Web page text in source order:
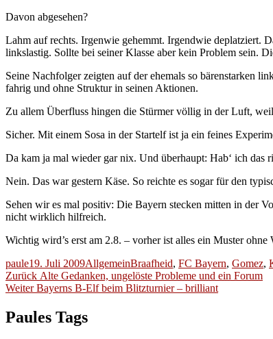
Davon abgesehen?
Lahm auf rechts. Irgenwie gehemmt. Irgendwie deplatziert.
linkslastig. Sollte bei seiner Klasse aber kein Problem sein.
Seine Nachfolger zeigten auf der ehemals so bärenstarken
fahrig und ohne Struktur in seinen Aktionen.
Zu allem Überfluss hingen die Stürmer völlig in der Luft,
Sicher. Mit einem Sosa in der Startelf ist ja ein feines
Da kam ja mal wieder gar nix. Und überhaupt: Hab‘ ich das
Nein. Das war gestern Käse. So reichte es sogar für den
Sehen wir es mal positiv: Die Bayern stecken mitten in der
nicht wirklich hilfreich.
Wichtig wird’s erst am 2.8. – vorher ist alles ein Muster
Autor
pauleVeröffentlicht
am
19. Juli 2009Kategorien
AllgemeinSchlagwörter
Braafheid, FC Bayern, Gomez,
Beitragsnavigation
Zurück Vorheriger
Beitrag:
Alte Gedanken, ungelöste Probleme und ein Forum
Weiter Nächster
Bayerns B-Elf beim Blitzturnier – brilliant
Paules Tags